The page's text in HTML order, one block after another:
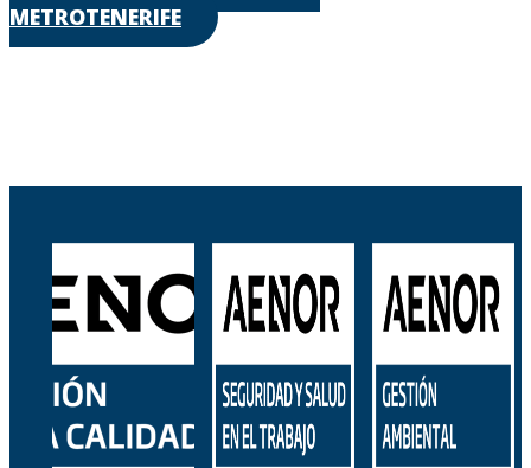
METROTENERIFE